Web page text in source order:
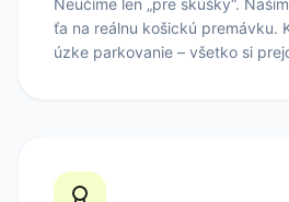
Neučíme len „pre skúšky“.
ťa na reálnu košickú premávku.
úzke parkovanie – všetko si